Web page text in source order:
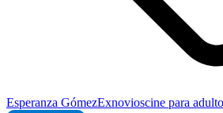
Esperanza GómezExnovioscine para